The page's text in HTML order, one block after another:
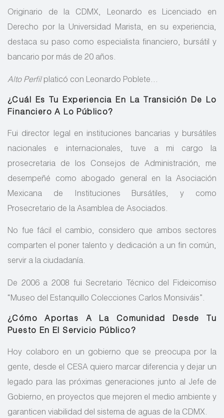
Originario de la CDMX, Leonardo es Licenciado en
Derecho por la Universidad Marista, en su experiencia,
destaca su paso como especialista financiero, bursátil y
bancario por más de 20 años.
Alto Perfilplaticó con Leonardo Poblete…
¿Cuál Es Tu Experiencia En La Transición De Lo
Financiero A Lo Público?
Fui director legal en instituciones bancarias y bursátiles
nacionales e internacionales, tuve a mi cargo la
prosecretaria de los Consejos de Administración, me
desempeñé como abogado general en la Asociación
Mexicana de Instituciones Bursátiles, y como
Prosecretario de la Asamblea de Asociados.
No fue fácil el cambio, considero que ambos sectores
comparten el poner talento y dedicación a un fin común,
servir a la ciudadanía.
De 2006 a 2008 fui Secretario Técnico del Fideicomiso
“Museo del Estanquillo Colecciones Carlos Monsiváis”.
¿Cómo Aportas A La Comunidad Desde Tu
Puesto En El Servicio Público?
Hoy colaboro en un gobierno que se preocupa por la
gente, desde el CESA quiero marcar diferencia y dejar un
legado para las próximas generaciones junto al Jefe de
Gobierno, en proyectos que mejoren el medio ambiente y
garanticen viabilidad del sistema de aguas de la CDMX.